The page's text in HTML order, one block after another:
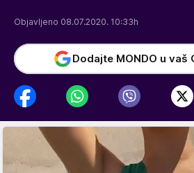
Objavljeno 08.07.2020. 10:33h
Dodajte MONDO u